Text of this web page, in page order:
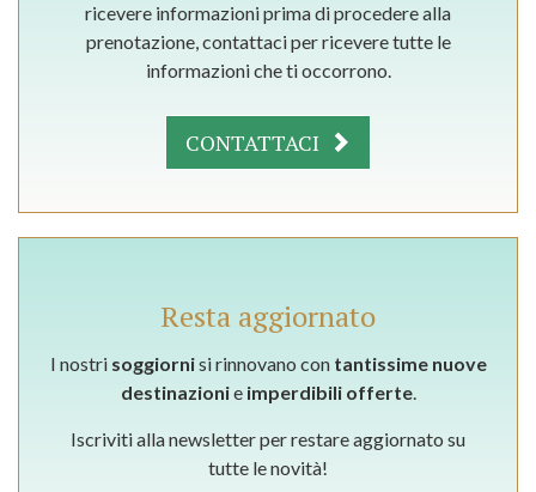
ricevere informazioni prima di procedere alla
prenotazione, contattaci per ricevere tutte le
informazioni che ti occorrono.
CONTATTACI
Resta aggiornato
I nostri soggiornisi rinnovano con tantissime nuove
destinazionie imperdibili offerte.
Iscriviti alla newsletter per restare aggiornato su
tutte le novità!